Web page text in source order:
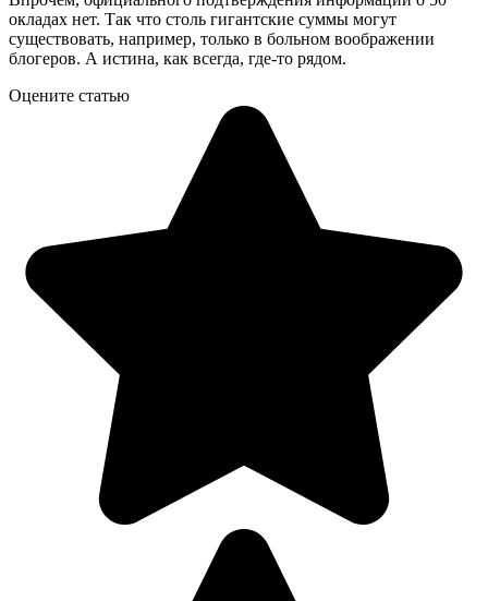
окладах нет. Так что столь гигантские суммы могут
существовать, например, только в больном воображении
блогеров. А истина, как всегда, где-то рядом.
Оцените статью